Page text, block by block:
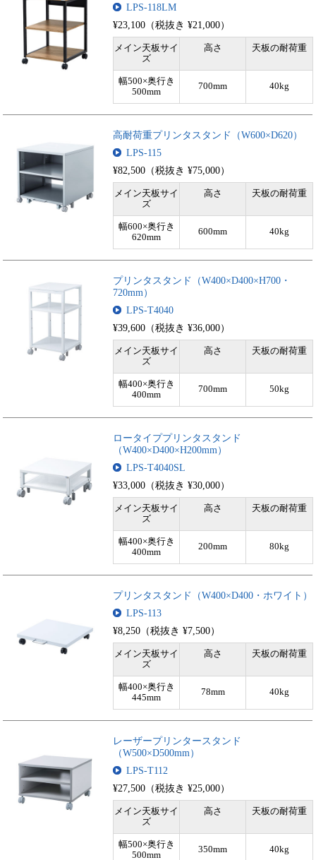
LPS-118LM
¥23,100（税抜き ¥21,000）
メイン天板サイ
ズ
高さ 天板の耐荷重
幅500×奥行き
500mm
700mm 40kg
高耐荷重プリンタスタンド（W600×D620）
LPS-115
¥82,500（税抜き ¥75,000）
メイン天板サイ
ズ
高さ 天板の耐荷重
幅600×奥行き
620mm
600mm 40kg
プリンタスタンド（W400×D400×H700・
720mm）
LPS-T4040
¥39,600（税抜き ¥36,000）
メイン天板サイ
ズ
高さ 天板の耐荷重
幅400×奥行き
400mm
700mm 50kg
ロータイププリンタスタンド
（W400×D400×H200mm）
LPS-T4040SL
¥33,000（税抜き ¥30,000）
メイン天板サイ
ズ
高さ 天板の耐荷重
幅400×奥行き
400mm
200mm 80kg
プリンタスタンド（W400×D400・ホワイト）
LPS-113
¥8,250（税抜き ¥7,500）
メイン天板サイ
ズ
高さ 天板の耐荷重
幅400×奥行き
445mm
78mm 40kg
レーザープリンタースタンド
（W500×D500mm）
LPS-T112
¥27,500（税抜き ¥25,000）
メイン天板サイ
ズ
高さ 天板の耐荷重
幅500×奥行き
500mm
350mm 40kg